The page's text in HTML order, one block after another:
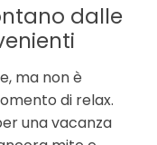
dalle
ma non è
di relax.
una vacanza